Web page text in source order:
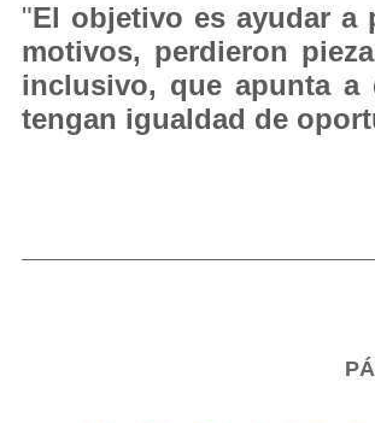
"El objetivo es ayudar a
motivos, perdieron
inclusivo, que apunta
tengan igualdad de